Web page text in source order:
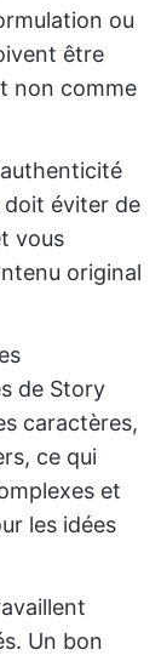
ou
être
non comme
éviter de
vous
original
de Story
caractères,
ce qui
et
les idées
Un bon